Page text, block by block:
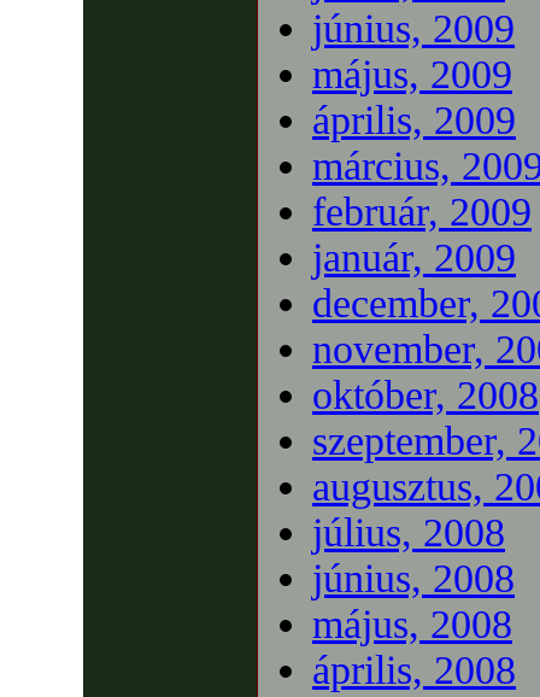
június, 2009
május, 2009
április, 2009
március,
február, 2009
január, 2009
december,
november,
október, 2008
szeptember,
augusztus,
július, 2008
június, 2008
május, 2008
április, 2008